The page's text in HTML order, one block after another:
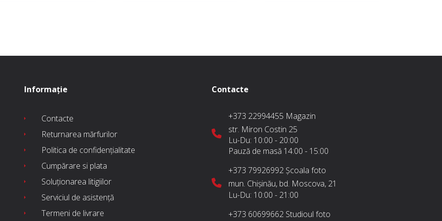
Informație
Contacte
Returnarea mărfurilor
Politica de confidențialitate
Cumpărare si plata
Soluționarea litigiilor
Serviciul de asistență
Termeni de livrare
Contacte
+373 22994455 Magazin
str. Miron Costin 25
Lu-Du: 10:00 - 20:00
Pauză de masă 14:00 - 15:00
+373 79926992 Școala foto
mun. Chișinău, bd. Moscova, 21
Lu-Du: 10:00 - 21:00
+373 60699662 Studioul foto